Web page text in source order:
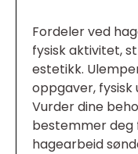
Fordeler ved
fysisk aktivitet,
estetikk.
oppgaver,
Vurder dine
bestemmer deg
hagearbeid